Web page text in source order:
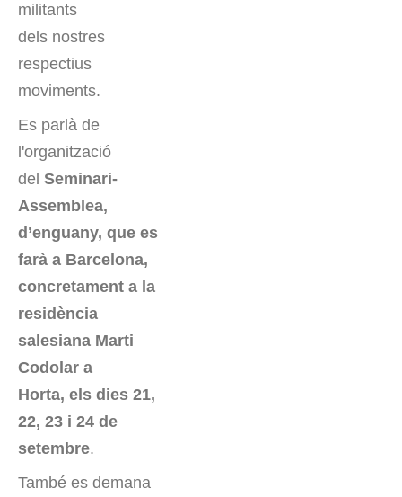
militants
dels nostres
respectius
moviments.
Es parlà de
l'organització
del Seminari-
Assemblea,
d’enguany, que es
farà a Barcelona,
concretament a la
residència
salesiana Marti
Codolar a
Horta, els dies 21,
22, 23 i 24 de
setembre.
També es demana